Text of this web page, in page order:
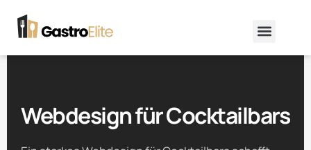
Inhalt
springen
Menü
Webdesign für Cocktailbars